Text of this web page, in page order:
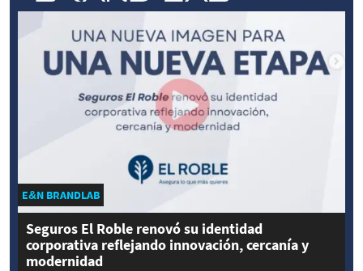
E&N BRANDLAB
Seguros El Roble renovó su identidad
corporativa reflejando innovación, cercanía y
modernidad